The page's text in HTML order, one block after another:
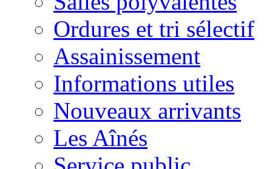
Ordures et tri sélectif
Assainissement
Informations utiles
Nouveaux arrivants
Les Aînés